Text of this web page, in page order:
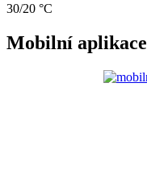
30/20 °C
Mobilní aplikace